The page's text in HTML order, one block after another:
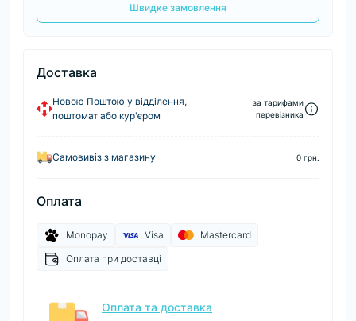
Швидке замовлення
Доставка
Новою Поштою у відділення,
поштомат або кур'єром
за тарифами
перевізника
Самовивіз з магазину 0 грн.
Оплата
Monopay Visa
Mastercard
Оплата при доставці
Оплата та доставка